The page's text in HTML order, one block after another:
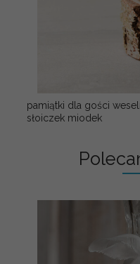
pamiątki dla gości
słoiczek miodek